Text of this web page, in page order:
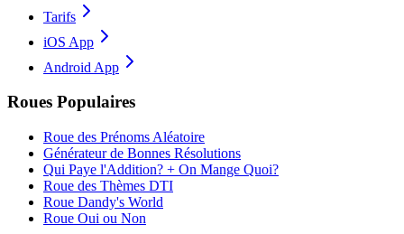
Tarifs
iOS App
Android App
Roues Populaires
Roue des Prénoms Aléatoire
Générateur de Bonnes Résolutions
Qui Paye l'Addition? + On Mange Quoi?
Roue des Thèmes DTI
Roue Dandy's World
Roue Oui ou Non